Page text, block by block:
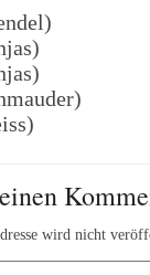
wird nicht